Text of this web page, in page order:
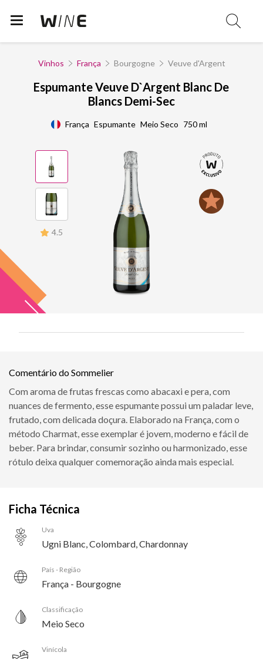
Vinhos França Bourgogne Veuve d'Argent
Espumante Veuve D`Argent Blanc De
Blancs Demi-Sec
França Espumante Meio Seco 750 ml
4.5
Comentário do Sommelier
Com aroma de frutas frescas como abacaxi e pera, com
nuances de fermento, esse espumante possui um paladar leve,
frutado, com delicada doçura. Elaborado na França, com o
método Charmat, esse exemplar é jovem, moderno e fácil de
beber. Para brindar, consumir sozinho ou harmonizado, esse
rótulo deixa qualquer comemoração ainda mais especial.
Ficha Técnica
Uva
Ugni Blanc, Colombard, Chardonnay
País - Região
França - Bourgogne
Classificação
Meio Seco
Vinícola